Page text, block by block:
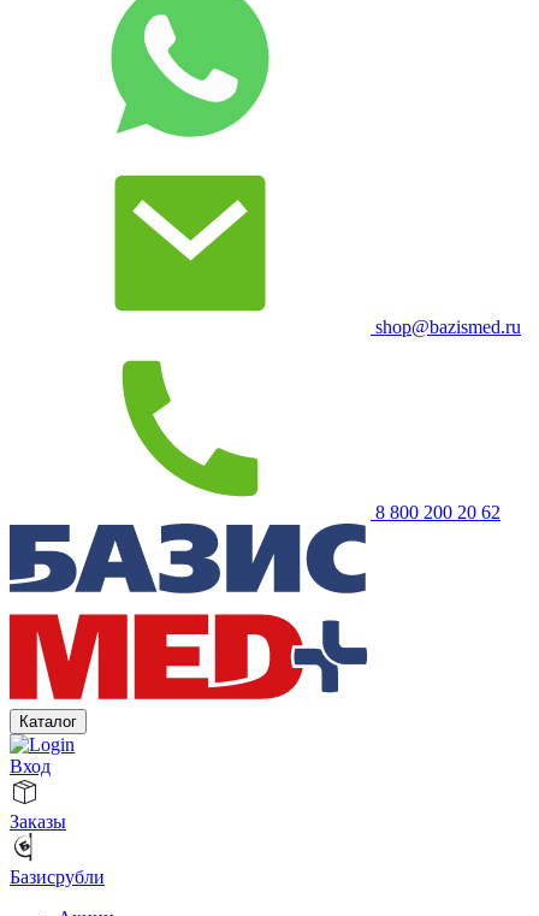
shop@bazismed.ru
8 800 200 20 62
Каталог
Вход
Заказы
Базисрубли